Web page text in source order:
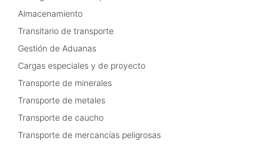
Almacenamiento
Transitario de transporte
Gestión de Aduanas
Cargas especiales y de proyecto
Transporte de minerales
Transporte de metales
Transporte de caucho
Transporte de mercancías peligrosas